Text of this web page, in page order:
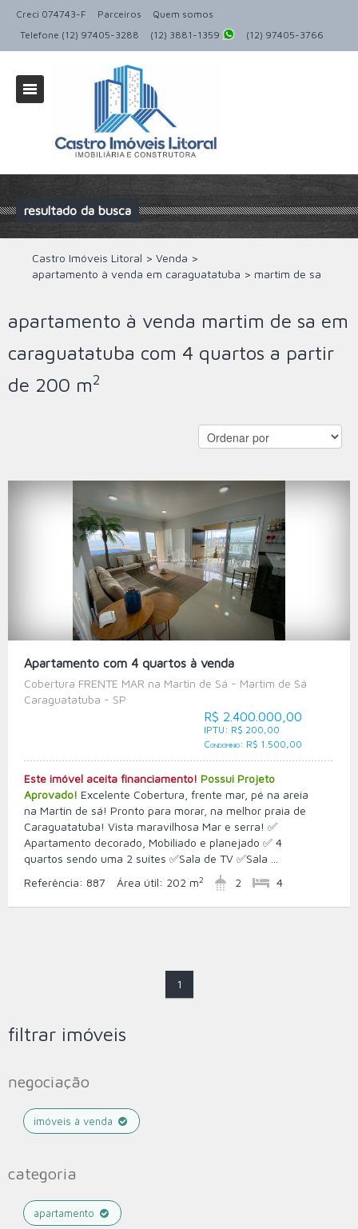
Creci 074743-F Parceiros
Quem somos
Telefone (12) 97405-3288
(12) 3881-1359 (12) 97405-3766
resultado da busca
Castro Imóveis Litoral > Venda >
apartamento à venda em caraguatatuba > martim de sa
apartamento à venda martim de sa em
caraguatatuba com 4 quartos a partir
de 200 m2
Apartamento com 4 quartos à venda
Cobertura FRENTE MAR na Martin de Sá - Martim de Sá
Caraguatatuba - SP
R$ 2.400.000,00
IPTU: R$ 200,00
Condomínio: R$ 1.500,00
Este imóvel aceita financiamento! Possui Projeto
Aprovado! Excelente Cobertura, frente mar, pé na areia
na Martin de sá! Pronto para morar, na melhor praia de
Caraguatatuba! Vista maravilhosa Mar e serra! ✅
Apartamento decorado, Mobiliado e planejado ✅ 4
quartos sendo uma 2 suítes ✅Sala de TV ✅Sala ...
Referência: 887 Área útil: 202 m2 2 4
1
filtrar imóveis
negociação
imóveis à venda
categoria
apartamento